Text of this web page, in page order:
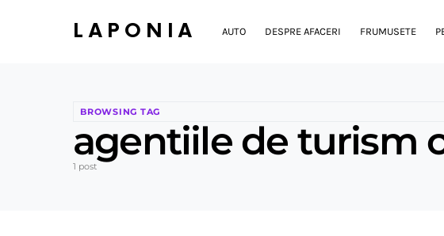
LAPONIA AUTO DESPRE AFACERI FRUMUSETE
BROWSING TAG
agentiile de turism
1 post